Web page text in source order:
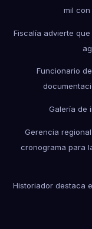
mil
Fiscalía advierte
Funcionario
Galería de
Gerencia
cronograma para
Historiador destaca